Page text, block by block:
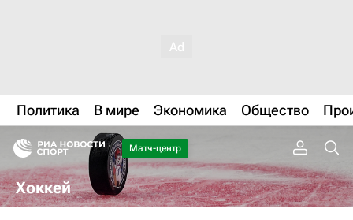
Политика В мире Экономика Общество
Матч-центр
Хоккей